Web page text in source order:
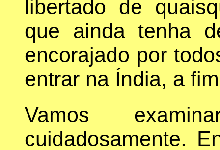
libertado de
que ainda tenha
encorajado por
entrar na Índia, a
Vamos
cuidadosamente.